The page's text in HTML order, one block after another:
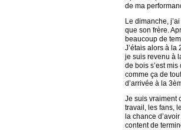
de ma
Le dimanche,
que son frère.
beaucoup de
J’étais alors à la
je suis revenu à
de bois s’est
comme ça de
d’arrivée à la
Je suis vraiment
travail, les fans,
la chance
content de